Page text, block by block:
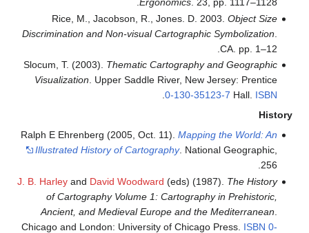
Ergonomics. 23, pp. 1117–1128.
Rice, M., Jacobson, R., Jones. D. 2003.Object Size
Discrimination and Non-visual Cartographic Symbolization
CA. pp. 1–12.
Slocum, T. (2003).Thematic Cartography and Geographic
Visualization. Upper Saddle River, New Jersey: Prentice
Hall.
0-130-35123-7
.
Ralph E Ehrenberg (2005, Oct. 11).Mapping the World: An
Illustrated History of Cartography. National Geographic,
J. B. HarleyandDavid Woodward(eds) (1987).The History
of Cartography Volume 1: Cartography in Prehistoric,
Ancient, and Medieval Europe and the Mediterranean
Chicago and London: University of Chicago Press. ISBN